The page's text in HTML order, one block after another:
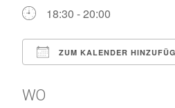
18:30 - 20:00
ZUM KALENDER
WO